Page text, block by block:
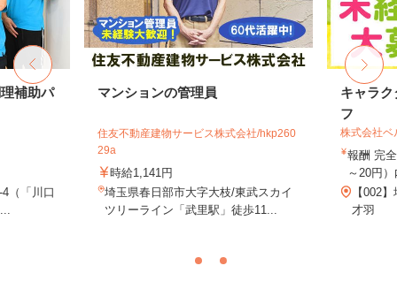
補助パ
（「川口
マンションの管理員
住友不動産建物サービス株式会社/hkp260
29a
時給1,141円
埼玉県春日部市大字大枝/東武スカイ
ツリーライン「武里駅」徒歩11...
キャラ
フ
株式会社ベ
報酬 完
～20円
【002
才羽